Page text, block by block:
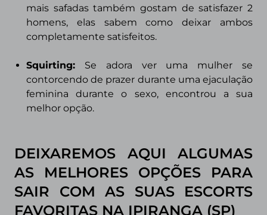
mais safadas também gostam de satisfazer 2
homens, elas sabem como deixar ambos
completamente satisfeitos.
Squirting: Se adora ver uma mulher se
contorcendo de prazer durante uma ejaculação
feminina durante o sexo, encontrou a sua
melhor opção.
DEIXAREMOS AQUI ALGUMAS
AS MELHORES OPÇÕES PARA
SAIR COM AS SUAS ESCORTS
FAVORITAS NA IPIRANGA (SP)